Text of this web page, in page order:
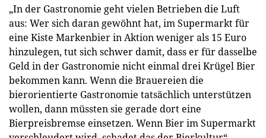
„In der Gastronomie geht vielen Betrieben die Luft
aus: Wer sich daran gewöhnt hat, im Supermarkt für
eine Kiste Markenbier in Aktion weniger als 15 Euro
hinzulegen, tut sich schwer damit, dass er für dasselbe
Geld in der Gastronomie nicht einmal drei Krügel Bier
bekommen kann. Wenn die Brauereien die
bierorientierte Gastronomie tatsächlich unterstützen
wollen, dann müssten sie gerade dort eine
Bierpreisbremse einsetzen. Wenn Bier im Supermarkt